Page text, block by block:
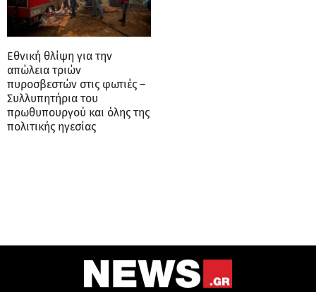
Εθνική θλίψη για την
απώλεια τριών
πυροσβεστών στις φωτιές –
Συλλυπητήρια του
πρωθυπουργού και όλης της
πολιτικής ηγεσίας